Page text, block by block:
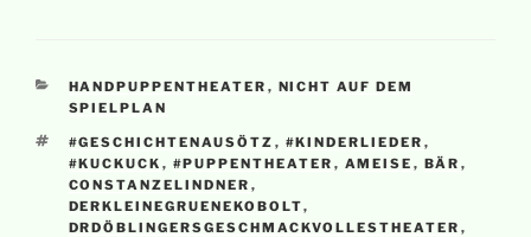
KATEGORIEN
HANDPUPPENTHEATER , NICHT AUF DEM
SPIELPLAN
SCHLAGWÖRTER
#GESCHICHTENAUSÖTZ , #KINDERLIEDER ,
#KUCKUCK , #PUPPENTHEATER , AMEISE , BÄR ,
CONSTANZELINDNER ,
DERKLEINEGRUENEKOBOLT,
DRDÖBLINGERSGESCHMACKVOLLESTHEATER ,